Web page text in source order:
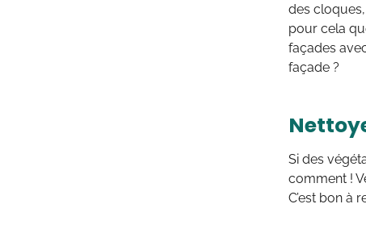
des
pour cela
façades
façade ?
Si des
comment !
C’est bon à